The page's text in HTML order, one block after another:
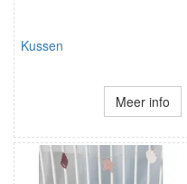
Kussen
Meer info